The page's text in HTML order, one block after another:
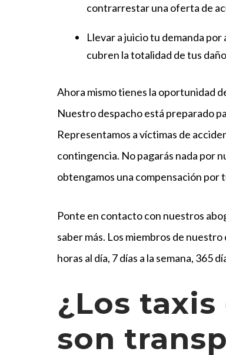
contrarrestar una oferta de
Llevar a juicio tu demanda
cubren la totalidad de tus
Ahora mismo tienes la oportunidad
Nuestro despacho está preparado
Representamos a víctimas de
contingencia. No pagarás nada por
obtengamos una compensación por
Ponte en contacto con nuestros
saber más. Los miembros de
horas al día, 7 días a la semana, 365
¿Los taxis
son